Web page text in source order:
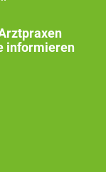
informieren